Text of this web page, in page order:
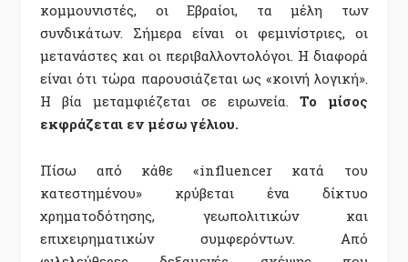
κομμουνιστές, οι Εβραίοι, τα μέλη των
συνδικάτων. Σήμερα είναι οι φεμινίστριες, οι
μετανάστες και οι περιβαλλοντολόγοι. Η διαφορά
είναι ότι τώρα παρουσιάζεται ως «κοινή λογική».
Η βία μεταμφιέζεται σε ειρωνεία. Το μίσος
εκφράζεται εν μέσω γέλιου.
Πίσω από κάθε «influencer κατά του
κατεστημένου» κρύβεται ένα δίκτυο
χρηματοδότησης, γεωπολιτικών και
επιχειρηματικών συμφερόντων. Από